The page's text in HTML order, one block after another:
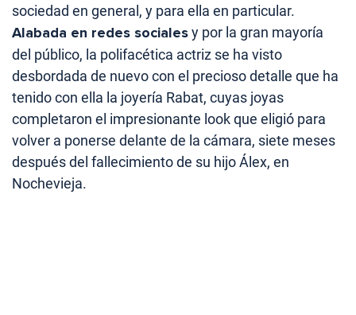
sociedad en general, y para ella en particular.
Alabada en redes socialesy por la gran mayoría
del público, la polifacética actriz se ha visto
desbordada de nuevo con el precioso detalle que ha
tenido con ella la joyería Rabat, cuyas joyas
completaron el impresionante look que eligió para
volver a ponerse delante de la cámara, siete meses
después del fallecimiento de su hijo Álex, en
Nochevieja.